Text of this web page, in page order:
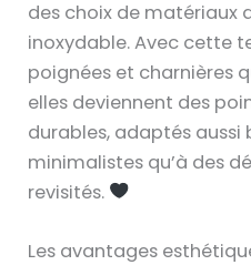
des choix de matériaux
inoxydable. Avec cette
poignées et charnières
elles deviennent des
durables, adaptés aussi
minimalistes qu’à des
revisités.
Les avantages